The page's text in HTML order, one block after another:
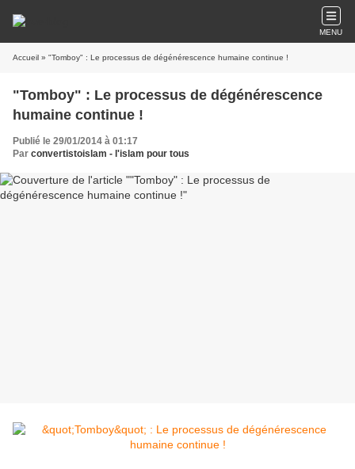
MENU
Accueil » "Tomboy" : Le processus de dégénérescence humaine continue !
"Tomboy" : Le processus de dégénérescence
humaine continue !
Publié le 29/01/2014 à 01:17
Par convertistoislam - l'islam pour tous